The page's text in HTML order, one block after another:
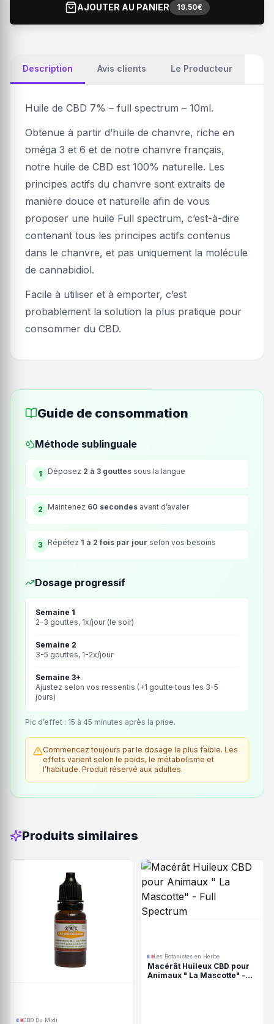
AJOUTER AU PANIER 19.50€
Description Avis clients Le Producteur
Huile de CBD 7% – full spectrum – 10ml.
Obtenue à partir d’huile de chanvre, riche en
oméga 3 et 6 et de notre chanvre français,
notre huile de CBD est 100% naturelle. Les
principes actifs du chanvre sont extraits de
manière douce et naturelle afin de vous
proposer une huile Full spectrum, c’est-à-dire
contenant tous les principes actifs contenus
dans le chanvre, et pas uniquement la molécule
de cannabidiol.
Facile à utiliser et à emporter, c’est
probablement la solution la plus pratique pour
consommer du CBD.
Guide de consommation
Méthode sublinguale
1 Déposez 2 à 3 gouttes sous la langue
2 Maintenez 60 secondes avant d’avaler
3 Répétez 1 à 2 fois par jour selon vos besoins
Dosage progressif
Semaine 1
2-3 gouttes, 1x/jour (le soir)
Semaine 2
3-5 gouttes, 1-2x/jour
Semaine 3+
Ajustez selon vos ressentis (+1 goutte tous les 3-5
jours)
Pic d’effet : 15 à 45 minutes après la prise.
Commencez toujours par le dosage le plus faible. Les
effets varient selon le poids, le métabolisme et
l’habitude. Produit réservé aux adultes.
Produits similaires
CBD Du Midi
Les Botanistes en Herbe
Macérât Huileux CBD pour
Animaux " La Mascotte" -